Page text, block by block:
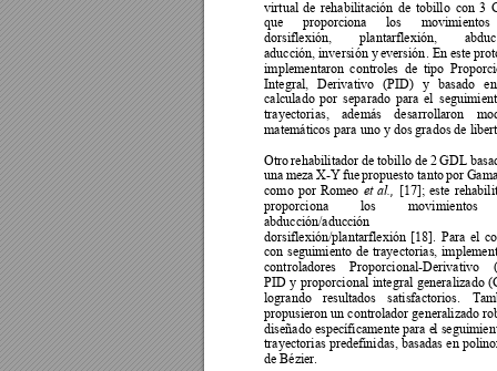
virtual de rehabilitación de tobillo con 3
que
proporciona los movimientos
dorsiflexión,
plantarflexión,
aducción, inversión y eversión. En este
implementaron controles de tipo
Integral,
Derivativo (PID) y basado
calculado por separado para el
trayectorias,
además desarrollaron
matemáticos para uno y dos grados de
Otro rehabilitador detobillo de2 GDL
una meza X-Y fue propuestotanto por
como por Romeo et al., [17]; este
proporciona
los movimientos
abducción/aducción
dorsiflexión/plantarflexión [18] Para el
con seguimiento de trayectorias,
controladores
Proporcional-Derivativo
(
PID y proporcional integral generalizado (
logrando
resultados satisfactorios.
propusieron un controlador generalizado
diseñado específicamente para el
trayectorias predefinidas, basadas en
de Bézier.